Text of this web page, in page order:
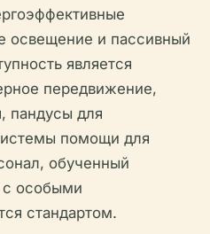
освещение и пассивный
является
передвижение,
пандусы для
помощи для
обученный
с особыми
стандартом.